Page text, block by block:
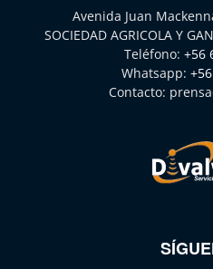
Avenida Juan
SOCIEDAD AGRICOLA Y
Teléfono: +56
Whatsapp:
Contacto: